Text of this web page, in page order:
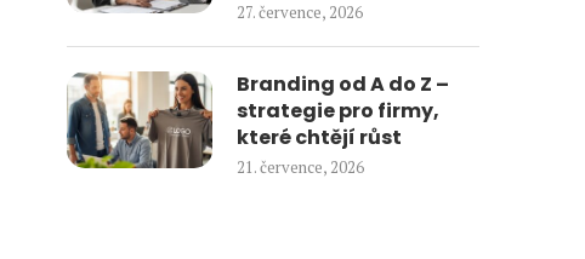
27. července, 2026
Branding od A do Z –
strategie pro firmy,
které chtějí růst
21. července, 2026